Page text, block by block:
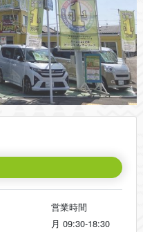
営業時間
月 09:30-18:30